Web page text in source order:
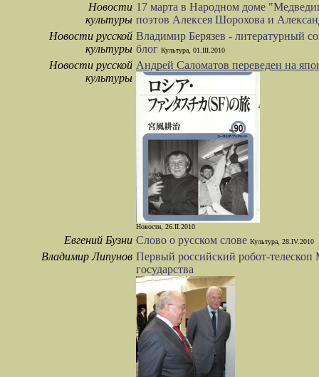
Новости
культуры
17 марта в Народном доме
поэтов Алексея Шорохова и
Новости русской
культуры
Владимир Берязев - литературный
блог Культура, 01.III.2010
Новости русской
культуры
Андрей Саломатов переведен на
Новости, 26.II.2010
Евгений Бузни Слово о русском слове Культура, 28.IV.2010
Владимир Липунов Первый российский робот-
государства